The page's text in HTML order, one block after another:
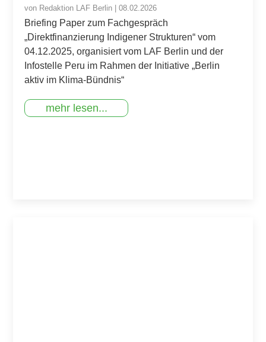
von Redaktion LAF Berlin |08.02.2026
Briefing Paper zum Fachgespräch
„Direktfinanzierung Indigener Strukturen“ vom
04.12.2025, organisiert vom LAF Berlin und der
Infostelle Peru im Rahmen der Initiative „Berlin
aktiv im Klima-Bündnis“
mehr lesen...